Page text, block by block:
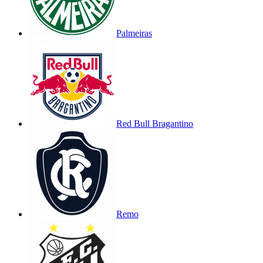
Palmeiras
Red Bull Bragantino
Remo